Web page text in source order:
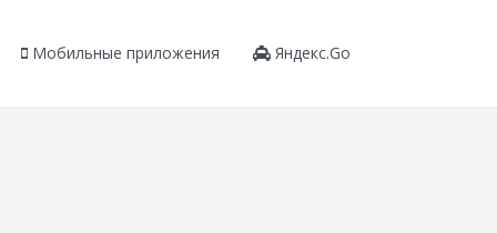
Мобильные приложения Яндекс.Go